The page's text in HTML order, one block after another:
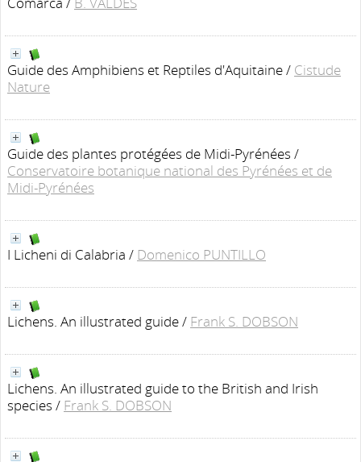
Guide des Amphibiens et Reptiles d'Aquitaine/ Cistude
Nature
Guide des plantes protégées de Midi-Pyrénées /
Conservatoire botanique national des Pyrénées et de
Midi-Pyrénées
I Licheni di Calabria / Domenico PUNTILLO
Lichens. An illustrated guide/ Frank S. DOBSON
Lichens. An illustrated guide to the British and Irish
species / Frank S. DOBSON